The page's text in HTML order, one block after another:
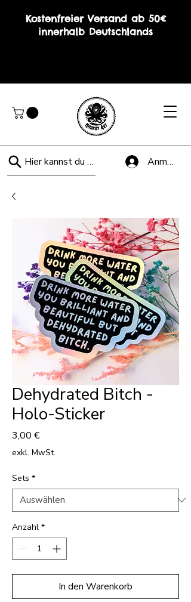
Kostenfreier Versand ab 50€
innerhalb Deutschlands
Hier kannst du suchen! Anmelden
Dehydrated Bitch -
Holo-Sticker
3,00 €Preis
exkl. MwSt.
Sets *
Anzahl *
In den Warenkorb